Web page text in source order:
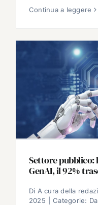
Continua a leggere
Settore pubblico:
GenAI, il 92%
Di A cura della
2025
Categorie: